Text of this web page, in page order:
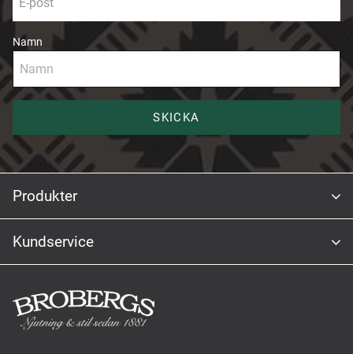
Namn
SKICKA
Produkter
Kundservice